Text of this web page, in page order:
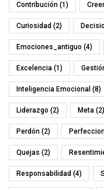
Contribución (1)
Curiosidad (2)
Emociones_antiguo (4)
Excelencia (1)
Inteligencia Emocional (8)
Liderazgo (2) Meta (2)
Perdón (2)
Quejas (2)
Responsabilidad (4)